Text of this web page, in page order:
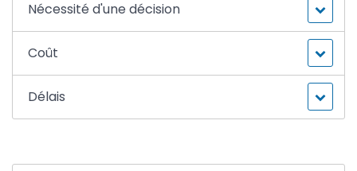
Nécessité d'une décision
Coût
Délais